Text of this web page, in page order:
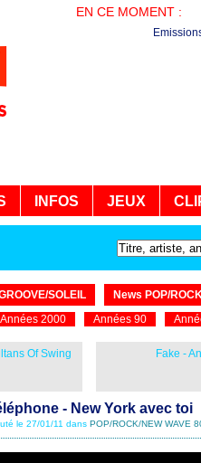
EN CE MOMENT :
INFOS JEUX
SOLEIL
News POP/
Années 2000 Années 90
Of Swing Fake -
- New York avec toi
le 27/01/11 dans POP/ROCK/NEW WAVE